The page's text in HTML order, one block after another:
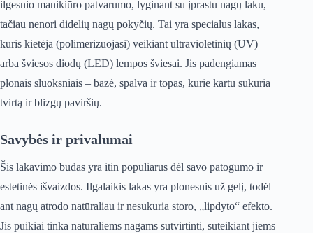
ilgesnio manikiūro patvarumo, lyginant su įprastu nagų laku,
tačiau nenori didelių nagų pokyčių. Tai yra specialus lakas,
kuris kietėja (polimerizuojasi) veikiant ultravioletinių (UV)
arba šviesos diodų (LED) lempos šviesai. Jis padengiamas
plonais sluoksniais – bazė, spalva ir topas, kurie kartu sukuria
tvirtą ir blizgų paviršių.
Savybės ir privalumai
Šis lakavimo būdas yra itin populiarus dėl savo patogumo ir
estetinės išvaizdos. Ilgalaikis lakas yra plonesnis už gelį, todėl
ant nagų atrodo natūraliau ir nesukuria storo, „lipdyto“ efekto.
Jis puikiai tinka natūraliems nagams sutvirtinti, suteikiant jiems